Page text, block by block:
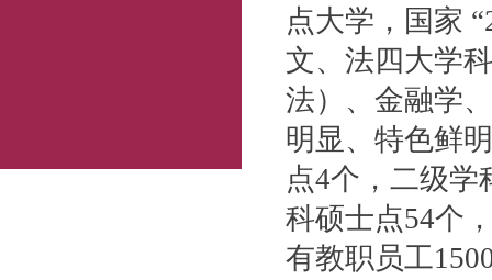
点大学，国家
文、法四大学
法）、金融学
明显、特色鲜
点4个，二级学
科硕士点54个
有教职员工